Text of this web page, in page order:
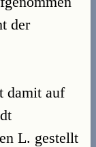
der
damit auf
L. gestellt